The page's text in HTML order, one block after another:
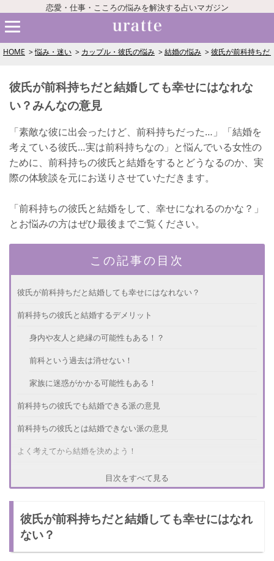
恋愛・仕事・こころの悩みを解決する占いマガジン
HOME 悩み・迷い カップル・彼氏の悩み 結婚の悩み 彼氏が前科持ちだ
彼氏が前科持ちだと結婚しても幸せにはなれな
い？みんなの意見
「素敵な彼に出会ったけど、前科持ちだった…」「結婚を
考えている彼氏…実は前科持ちなの」と悩んでいる女性の
ために、前科持ちの彼氏と結婚をするとどうなるのか、実
際の体験談を元にお送りさせていただきます。
「前科持ちの彼氏と結婚をして、幸せになれるのかな？」
とお悩みの方はぜひ最後までご覧ください。
この記事の目次
彼氏が前科持ちだと結婚しても幸せにはなれない？
前科持ちの彼氏と結婚するデメリット
身内や友人と絶縁の可能性もある！？
前科という過去は消せない！
家族に迷惑がかかる可能性もある！
前科持ちの彼氏でも結婚できる派の意見
前科持ちの彼氏とは結婚できない派の意見
よく考えてから結婚を決めよう！
目次をすべて見る
彼氏が前科持ちだと結婚しても幸せにはなれ
ない？